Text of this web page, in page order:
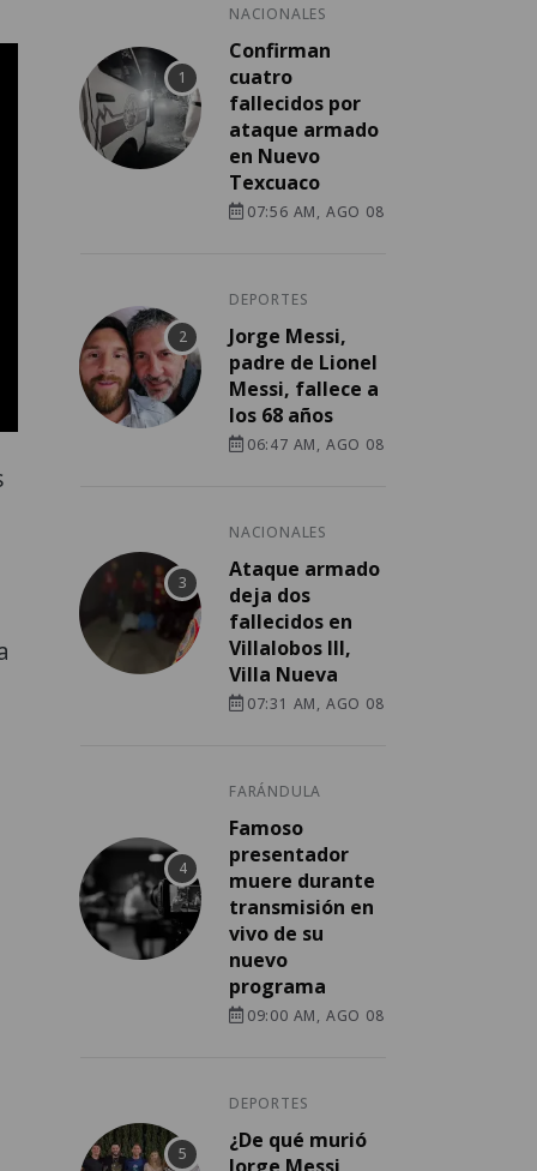
NACIONALES
Confirman
cuatro
fallecidos por
ataque armado
en Nuevo
Texcuaco
07:56 AM, AGO 08
DEPORTES
Jorge Messi,
padre de Lionel
Messi, fallece a
los 68 años
06:47 AM, AGO 08
NACIONALES
Ataque armado
deja dos
fallecidos en
Villalobos III,
Villa Nueva
07:31 AM, AGO 08
FARÁNDULA
Famoso
presentador
muere durante
transmisión en
vivo de su
nuevo
programa
09:00 AM, AGO 08
DEPORTES
¿De qué murió